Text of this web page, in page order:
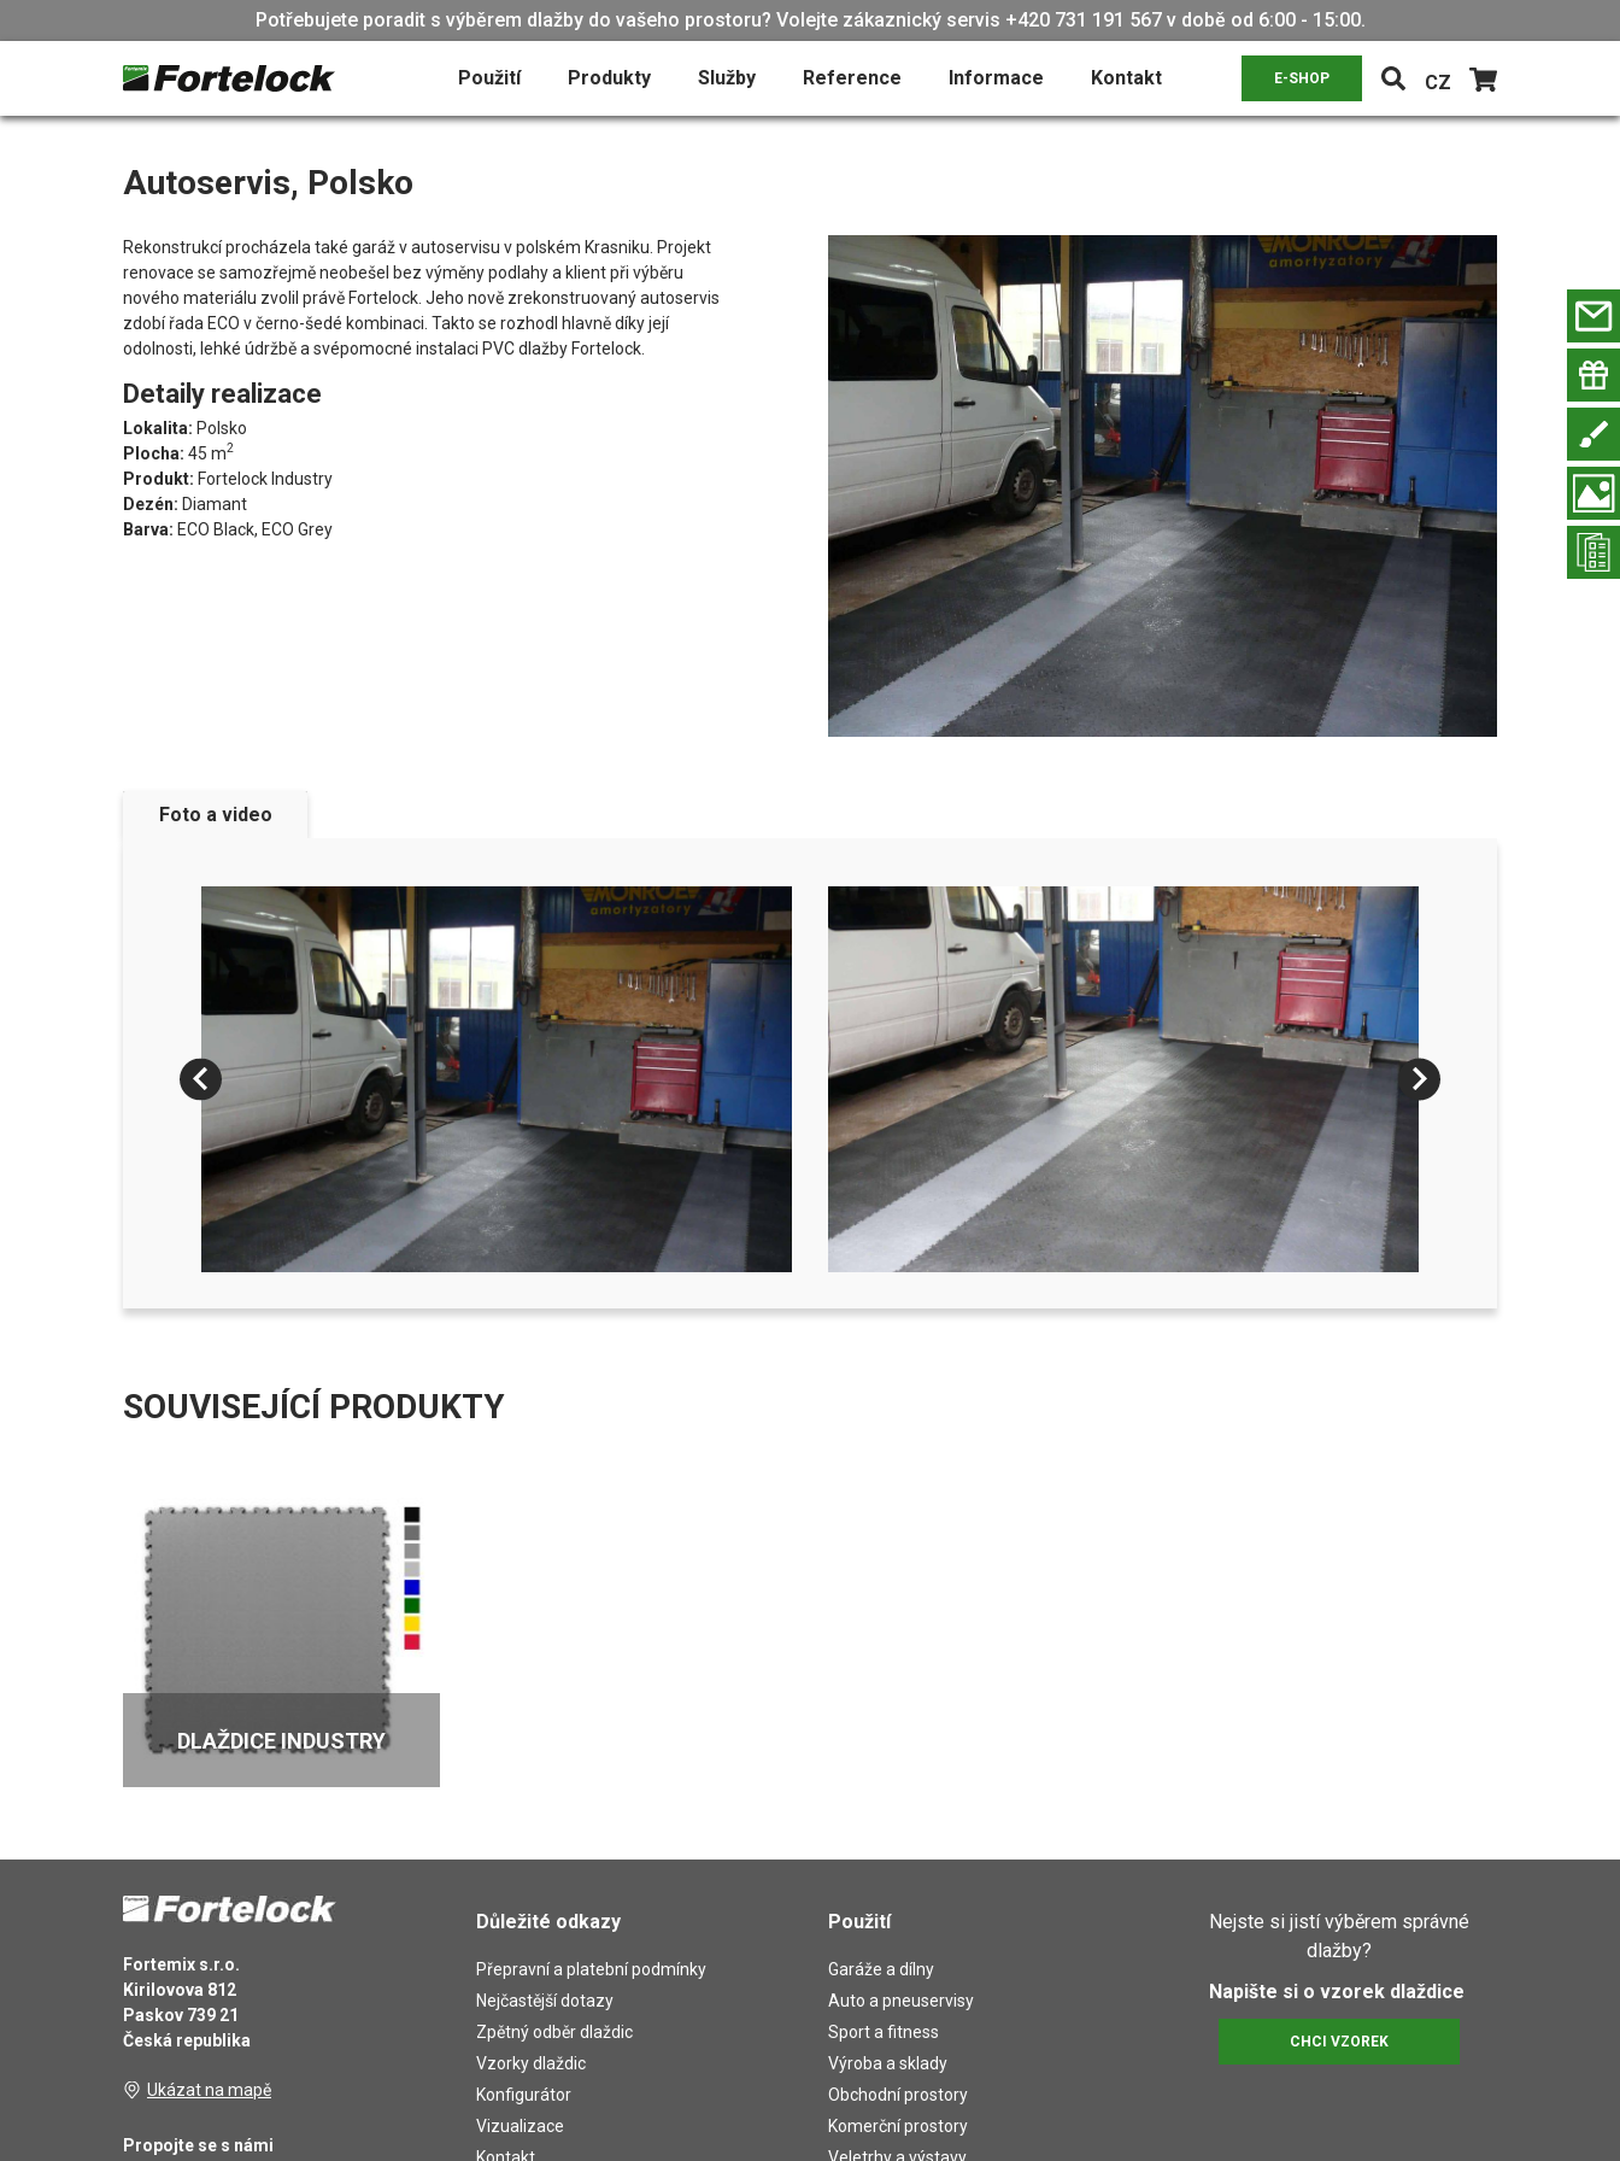
Potřebujete poradit s výběrem dlažby do vašeho prostoru? Volejte zákaznický servis +420 731 191 567 v době od 6:00 - 15:00.
Použití Produkty Služby Reference Informace Kontakt E-SHOP CZ
Autoservis, Polsko
Rekonstrukcí procházela také garáž v autoservisu v polském Krasniku. Projekt
renovace se samozřejmě neobešel bez výměny podlahy a klient při výběru
nového materiálu zvolil právě Fortelock. Jeho nově zrekonstruovaný autoservis
zdobí řada ECO v černo-šedé kombinaci. Takto se rozhodl hlavně díky její
odolnosti, lehké údržbě a svépomocné instalaci PVC dlažby Fortelock.
Detaily realizace
Lokalita: Polsko
Plocha: 45 m2
Produkt: Fortelock Industry
Dezén: Diamant
Barva: ECO Black, ECO Grey
Foto a video
SOUVISEJÍCÍ PRODUKTY
DLAŽDICE INDUSTRY
Fortemix s.r.o.
Kirilovova 812
Paskov 739 21
Česká republika
Ukázat na mapě
Propojte se s námi
Důležité odkazy
Přepravní a platební podmínky
Nejčastější dotazy
Zpětný odběr dlaždic
Vzorky dlaždic
Konfigurátor
Vizualizace
Použití
Garáže a dílny
Auto a pneuservisy
Sport a fitness
Výroba a sklady
Obchodní prostory
Komerční prostory
Nejste si jistí výběrem správné
dlažby?
Napište si o vzorek dlaždice
CHCI VZOREK